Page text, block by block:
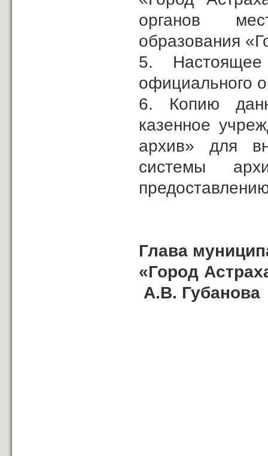
органов
образования
5.
официального
6. Копию
казенное
архив» для
системы
Глава
А.В. Губанова